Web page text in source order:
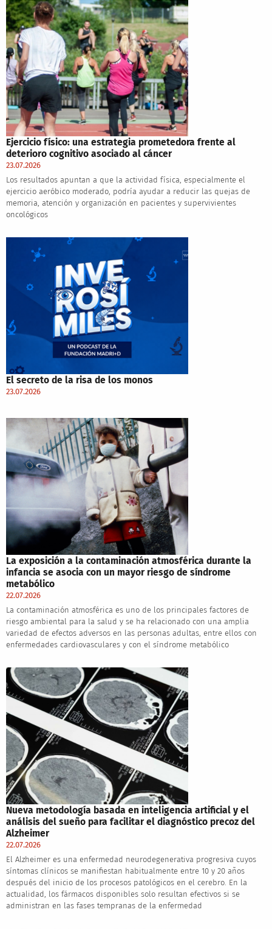
Ejercicio físico: una estrategia prometedora frente al
deterioro cognitivo asociado al cáncer
23.07.2026
Los resultados apuntan a que la actividad física, especialmente el
ejercicio aeróbico moderado, podría ayudar a reducir las quejas de
memoria, atención y organización en pacientes y supervivientes
oncológicos
El secreto de la risa de los monos
23.07.2026
La exposición a la contaminación atmosférica durante la
infancia se asocia con un mayor riesgo de síndrome
metabólico
22.07.2026
La contaminación atmosférica es uno de los principales factores de
riesgo ambiental para la salud y se ha relacionado con una amplia
variedad de efectos adversos en las personas adultas, entre ellos con
enfermedades cardiovasculares y con el síndrome metabólico
Nueva metodología basada en inteligencia artificial y el
análisis del sueño para facilitar el diagnóstico precoz del
Alzheimer
22.07.2026
El Alzheimer es una enfermedad neurodegenerativa progresiva cuyos
síntomas clínicos se manifiestan habitualmente entre 10 y 20 años
después del inicio de los procesos patológicos en el cerebro. En la
actualidad, los fármacos disponibles solo resultan efectivos si se
administran en las fases tempranas de la enfermedad